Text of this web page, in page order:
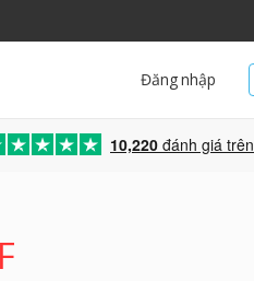
Đăng nhập
10,220 đánh giá trên